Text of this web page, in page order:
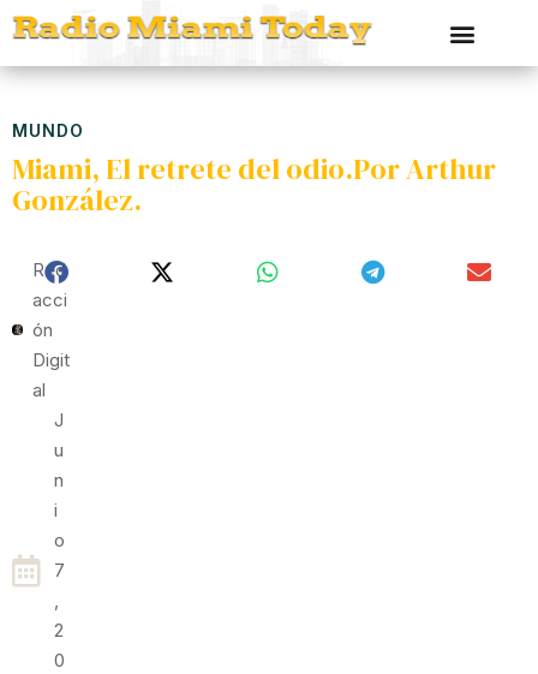
MUNDO
Miami, El retrete del odio.Por Arthur
González.
Red
Acci
Ón
Digit
Al
J
U
N
I
O
7
,
2
0